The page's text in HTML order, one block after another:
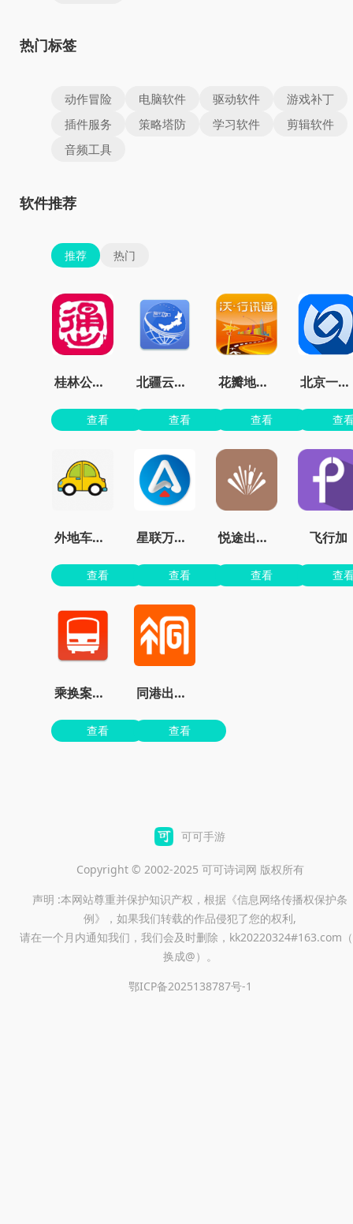
热门标签
动作冒险 电脑软件 驱动软件
游戏补丁
插件服务
策略塔防 学习软件
剪辑软件
音频工具
软件推荐
推荐 热门
桂林公交车到站实时查询app
查看
北疆云遥app官方版
查看
花瓣地图最新版本
查看
北京一卡通官方免费
查
外地车在京畅行APP
查看
星联万物定位
查看
悦途出行管家app
查看
飞行加
查
乘换案内官网
查看
同港出行车主端
查看
可可手游
Copyright © 2002-2025 可可诗词网 版权所有
声明 :本网站尊重并保护知识产权，根据《信息网络传播权保护条
例》，如果我们转载的作品侵犯了您的权利,
请在一个月内通知我们，我们会及时删除，kk20220324#163.com
换成@）。
鄂ICP备2025138787号-1